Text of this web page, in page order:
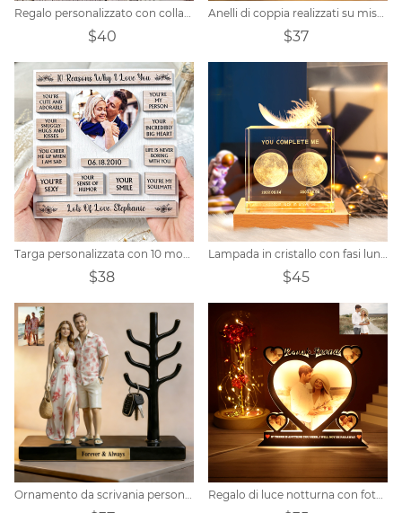
$40 $37
$38 $45